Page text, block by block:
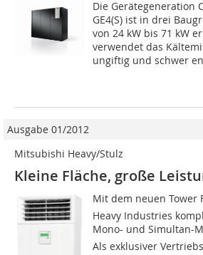
Die Gerätegeneration
GE4(S) ist in drei
von 24 kW bis 71 kW
verwendet das
ungiftig und schwer
Ausgabe 01/2012
Mitsubishi Heavy/Stulz
Kleine Fläche, große
Mit dem neuen Tower
Heavy Industries
Mono- und Simultan-
Als exklusiver